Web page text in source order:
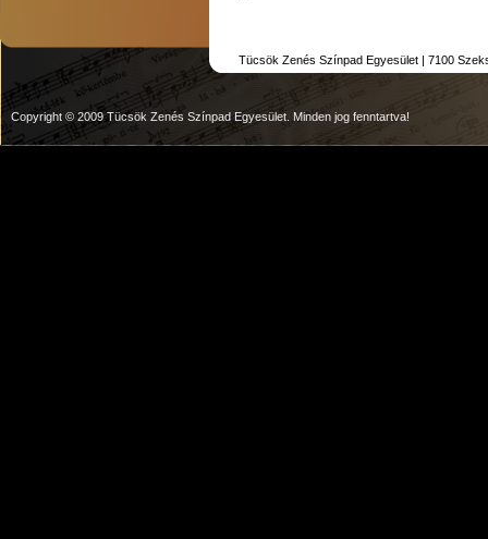
Tücsök Zenés Színpad Egyesület | 7100
Copyright © 2009 Tücsök Zenés Színpad Egyesület. Minden jog fenntartva!